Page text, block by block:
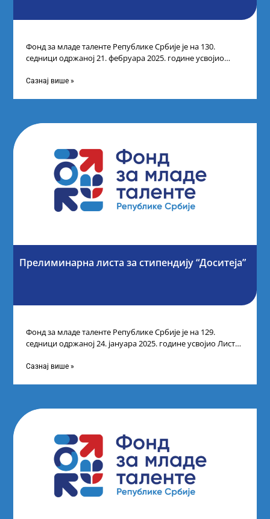
Фонд за младе таленте Републике Србије је на 130.
седници одржаној 21. фебруара 2025. године усвојио
Сазнај више »
Прелиминарна листа за стипендију “Доситеја”
Фонд за младе таленте Републике Србије је на 129.
седници одржаној 24. јануара 2025. године усвојио Листу
Сазнај више »